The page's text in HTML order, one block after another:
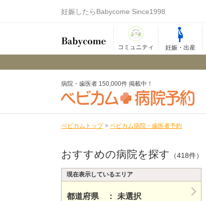
妊娠したらBabycome Since1998
コミュニティ 妊娠・出産
病院・歯医者 150,000件 掲載中！
ベビカムトップ > ベビカム病院・歯医者予約
おすすめの病院を探す （418件）
現在表示しているエリア
都道府県 未選択